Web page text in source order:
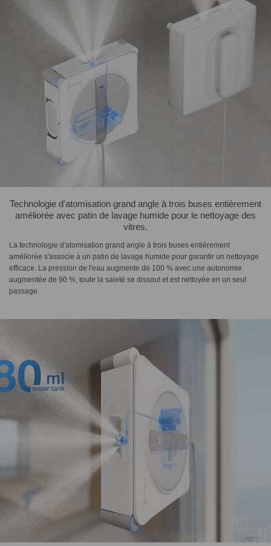
Technologie d'atomisation grand angle à trois buses entièrement
améliorée avec patin de lavage humide pour le nettoyage des
vitres.
La technologie d'atomisation grand angle à trois buses entièrement
améliorée s'associe à un patin de lavage humide pour garantir un nettoyage
efficace. La pression de l'eau augmente de 100 % avec une autonomie
augmentée de 90 %, toute la saleté se dissout et est nettoyée en un seul
passage.